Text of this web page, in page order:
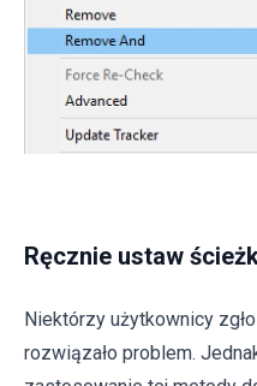
Ręcznie ustaw
Niektórzy użytkownicy
rozwiązało problem.